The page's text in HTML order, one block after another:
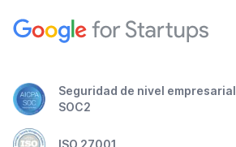
Seguridad de nivel empresarial
SOC2
ISO 27001